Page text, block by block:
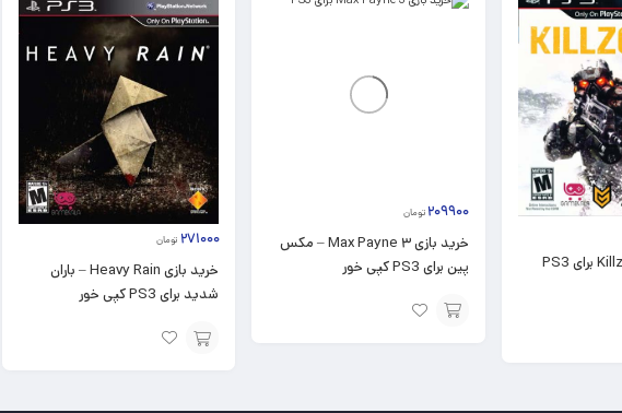
۲۰۹۹۰۰ تومان
خرید بازی ۳ Max Payne – مکس
پین برای PS3 کپی خور
۲۷۱۰۰۰ تومان
خرید بازی Heavy Rain – باران
شدید برای PS3 کپی خور